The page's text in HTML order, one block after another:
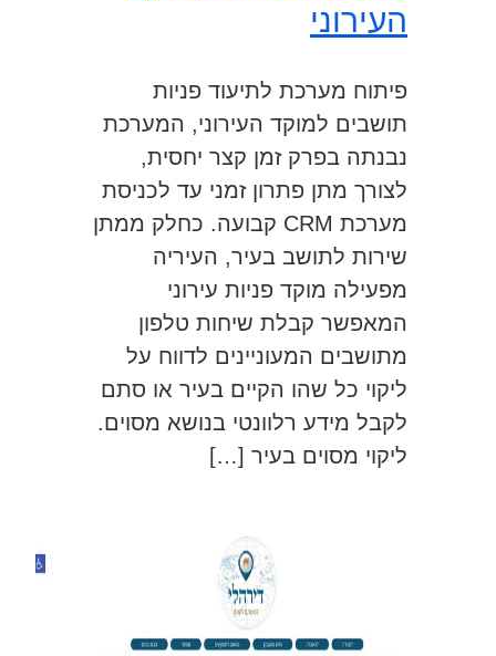
העירוני
פיתוח מערכת לתיעוד פניות
תושבים למוקד העירוני, המערכת
נבנתה בפרק זמן קצר יחסית,
לצורך מתן פתרון זמני עד לכניסת
מערכת CRM קבועה. כחלק ממתן
שירות לתושב בעיר, העיריה
מפעילה מוקד פניות עירוני
המאפשר קבלת שיחות טלפון
מתושבים המעוניינים לדווח על
ליקוי כל שהו הקיים בעיר או סתם
לקבל מידע רלוונטי בנושא מסוים.
ליקוי מסוים בעיר […]